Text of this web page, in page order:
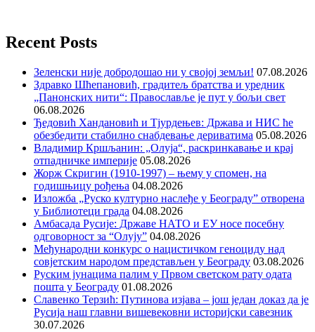
Recent Posts
Зеленски није добродошао ни у својој земљи! 07.08.2026
Здравко Шћепановић, градитељ братства и уредник
„Панонских нити“: Православље је пут у бољи свет
06.08.2026
Ђедовић Хандановић и Тјурдењев: Држава и НИС ће
обезбедити стабилно снабдевање дериватима 05.08.2026
Владимир Кршљанин: „Олуја“, раскринкавање и крај
отпадничке империје 05.08.2026
Жорж Скригин (1910-1997) – њему у спомен, на
годишњицу рођења 04.08.2026
Изложба „Руско културно наслеђе у Београду” отворена
у Библиотеци града 04.08.2026
Амбасада Русије: Државе НАТО и ЕУ носе посебну
одговорност за “Олују” 04.08.2026
Међународни конкурс о нацистичком геноциду над
совјетским народом представљен у Београду 03.08.2026
Руским јунацима палим у Првом светском рату одата
пошта у Београду 01.08.2026
Славенко Терзић: Путинова изјава – још један доказ да је
Русија наш главни вишевековни историјски савезник
30.07.2026